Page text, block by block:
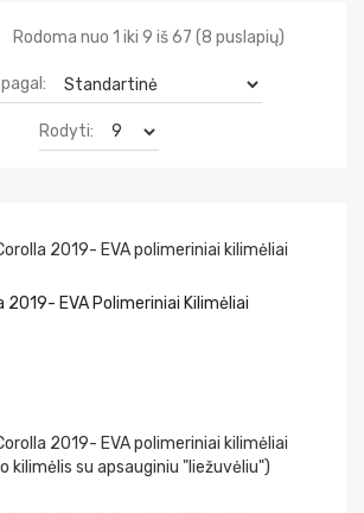
Rodoma nuo 1 iki 9 iš 67 (8 puslapių)
Rodyti:
2019- EVA Polimeriniai Kilimėliai